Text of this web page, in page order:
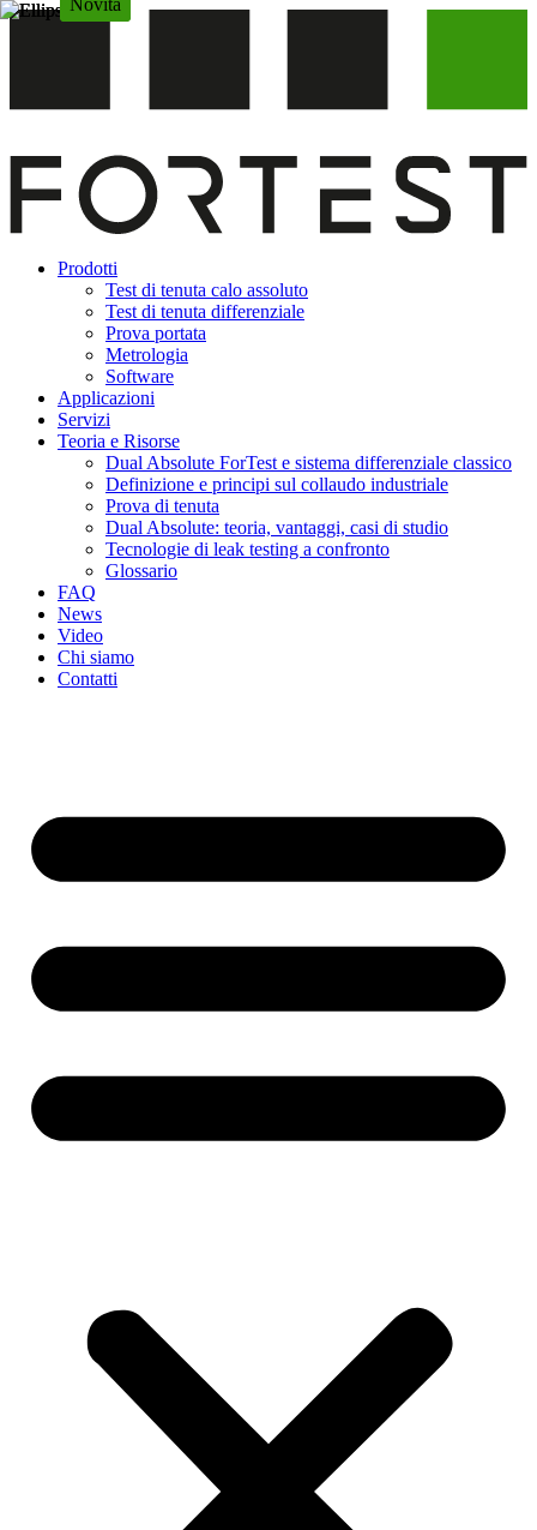
Vai
Prodotti
Test di tenuta calo assoluto
Test di tenuta differenziale
Prova portata
Metrologia
Software
Applicazioni
Servizi
Teoria e Risorse
Dual Absolute ForTest e sistema differenziale classico
Definizione e principi sul collaudo industriale
Prova di tenuta
Dual Absolute: teoria, vantaggi, casi di studio
Tecnologie di leak testing a confronto
Glossario
FAQ
News
Video
Chi siamo
Contatti
Novità
Novità
Novità